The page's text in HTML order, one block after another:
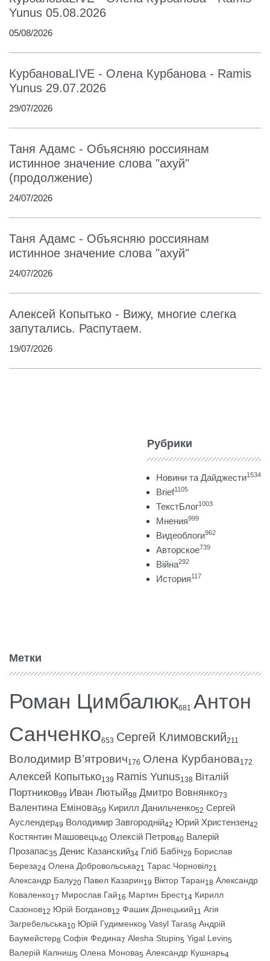
Yunus 05.08.2026
05/08/2026
КурбановаLIVE - Олена Курбанова - Ramis
Yunus 29.07.2026
29/07/2026
Таня Адамс - Объясняю россиянам
истинное значение слова "ахуй"
(продолжение)
24/07/2026
Таня Адамс - Объясняю россиянам
истинное значение слова "ахуй"
24/07/2026
Алексей Копытько - Вижу, многие слегка
запутались. Распутаем.
19/07/2026
Рубрики
Новини та Дайджести1534
Brief1105
ТекстБлог1003
Мнения999
Видеоблоги962
Авторское739
Війна292
История117
Метки
Роман Цимбалюк681 Антон
Санченко653 Сергей Климовский211
Володимир В’ятрович176 Олена Курбанова172
Алексей Копытько139 Ramis Yunus138 Віталій
Портников99 Иван Лютый98 Дмитро Вовнянко73
Валентина Емінова59 Кирилл Данильченко52 Сергей
Ауслендер49 Володимир Завгородній42 Юрий Христензен42
Костянтин Машовець40 Олексій Петров40 Валерій
Прозапас35 Денис Казанский34 Гліб Бабіч29 Борислав
Береза24 Олена Добровольська21 Тарас Чорновіл21
Александр Балу20 Павел Казарин19 Віктор Таран18 Александр
Коваленко17 Мирослав Гай16 Мартин Брест14 Кирилл
Сазонов12 Юрій Богданов12 Фашик Донецький11 Агія
Загребельська10 Юрій Гудименко9 Vasyl Taras8 Андрій
Баумейстер8 Софія Федина7 Alesha Stupin5 Yigal Levin5
Валерій Калниш5 Олена Монова5 Александр Кушнарь4